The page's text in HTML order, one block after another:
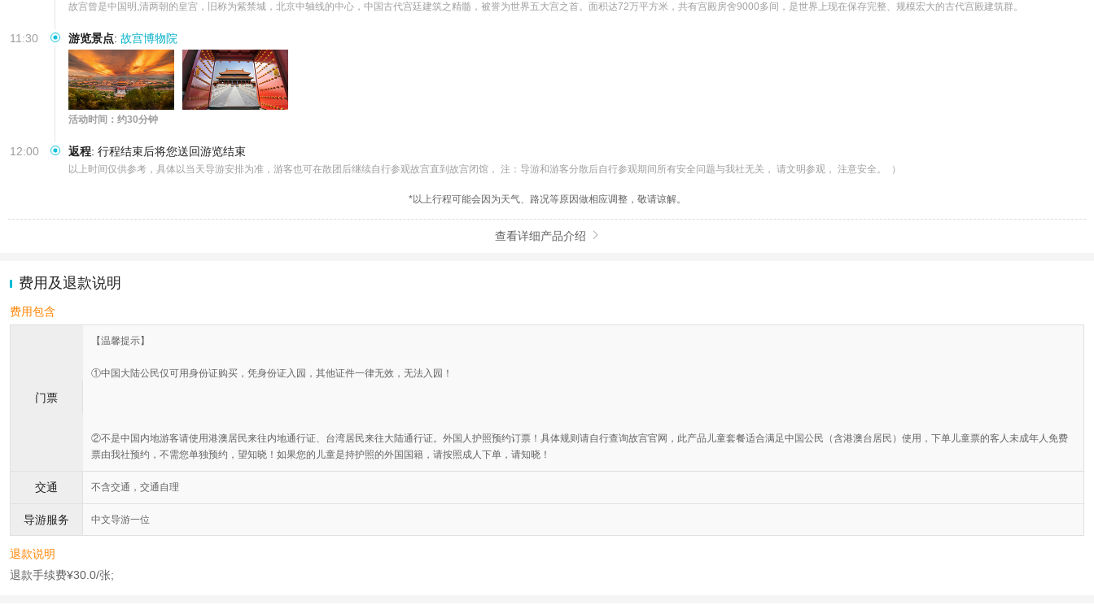
故宫曾是中国明,清两朝的皇宫，旧称为紫禁城，北京中轴线的中心，中国古代宫廷建筑之精髓，被誉为世界五大宫之首。面积达72万平方米，共有宫殿房舍9000多间，是世界上现在保存完整、规模宏大的古代宫殿建筑群。
11:30 游览景点: 故宫博物院
活动时间：约30分钟
12:00 返程: 行程结束后将您送回游览结束
以上时间仅供参考，具体以当天导游安排为准，游客也可在散团后继续自行参观故宫直到故宫闭馆， 注：导游和游客分散后自行参观期间所有安全问题与我社无关， 请文明参观， 注意安全。  ）
*以上行程可能会因为天气、路况等原因做相应调整，敬请谅解。
查看详细产品介绍 
费用及退款说明
费用包含
门票
【温馨提示】
①中国大陆公民仅可用身份证购买，凭身份证入园，其他证件一律无效，无法入园！
②不是中国内地游客请使用港澳居民来往内地通行证、台湾居民来往大陆通行证。外国人护照预约订票！具体规则请自行查询故宫官网，此产品儿童套餐适合满足中国公民（含港澳台居民）使用，下单儿童票的客人未成年人免费
票由我社预约，不需您单独预约，望知晓！如果您的儿童是持护照的外国国籍，请按照成人下单，请知晓！
交通 不含交通，交通自理
导游服务 中文导游一位
退款说明
退款手续费¥30.0/张;